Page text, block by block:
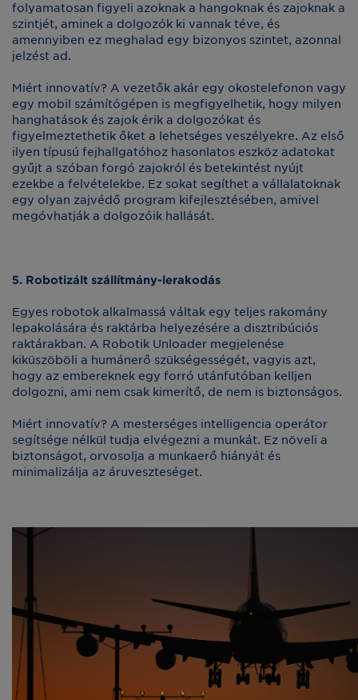
folyamatosan figyeli azoknak a hangoknak és zajoknak a
szintjét, aminek a dolgozók ki vannak téve, és
amennyiben ez meghalad egy bizonyos szintet, azonnal
jelzést ad.
Miért innovatív? A vezetők akár egy okostelefonon vagy
egy mobil számítógépen is megfigyelhetik, hogy milyen
hanghatások és zajok érik a dolgozókat és
figyelmeztethetik őket a lehetséges veszélyekre. Az első
ilyen típusú fejhallgatóhoz hasonlatos eszköz adatokat
gyűjt a szóban forgó zajokról és betekintést nyújt
ezekbe a felvételekbe. Ez sokat segíthet a vállalatoknak
egy olyan zajvédő program kifejlesztésében, amivel
megóvhatják a dolgozóik hallását.
5. Robotizált szállítmány-lerakodás
Egyes robotok alkalmassá váltak egy teljes rakomány
lepakolására és raktárba helyezésére a disztribúciós
raktárakban. A Robotik Unloader megjelenése
kiküszöböli a humánerő szükségességét, vagyis azt,
hogy az embereknek egy forró utánfutóban kelljen
dolgozni, ami nem csak kimerítő, de nem is biztonságos.
Miért innovatív? A mesterséges intelligencia operátor
segítsége nélkül tudja elvégezni a munkát. Ez növeli a
biztonságot, orvosolja a munkaerő hiányát és
minimalizálja az áruveszteséget.